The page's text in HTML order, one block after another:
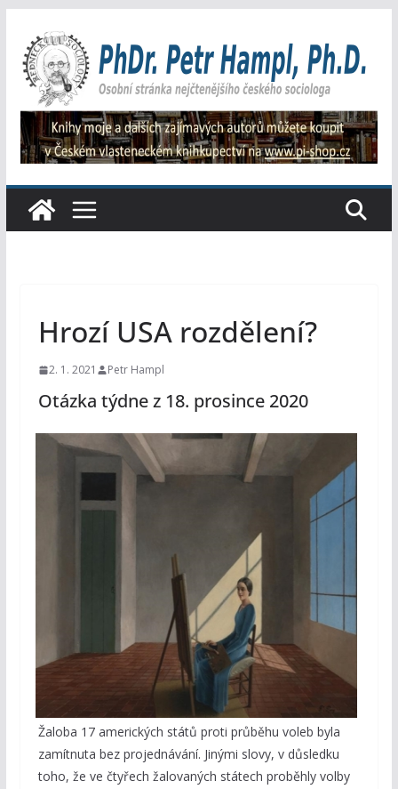
obsah
Hrozí USA rozdělení?
2. 1. 2021 Petr Hampl
Otázka týdne z 18. prosince 2020
Žaloba 17 amerických států proti průběhu voleb byla
zamítnuta bez projednávání. Jinými slovy, v důsledku
toho, že ve čtyřech žalovaných státech proběhly volby